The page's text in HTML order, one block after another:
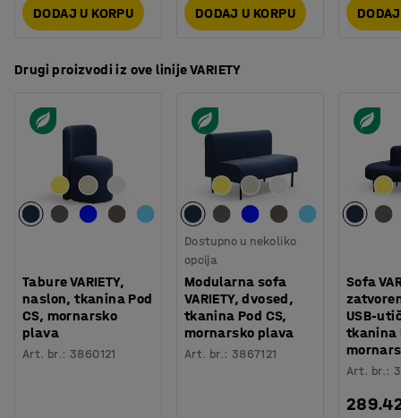
DODAJ U KORPU DODAJ U KORPU
Drugi proizvodi iz ove linije VARIETY
Tabure VARIETY,
naslon, tkanina Pod
CS, mornarsko
plava
Art. br.:3860121
Dostupno u nekoliko
opcija
Modularna sofa
VARIETY, dvosed,
tkanina Pod CS,
mornarsko plava
Art. br.: 3867121
Sofa
USB-
tkanina
Art. br.: